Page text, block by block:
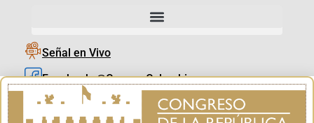
Señal en Vivo
Facebook_@CamaraColombia
Instagram_@CamaraColombia